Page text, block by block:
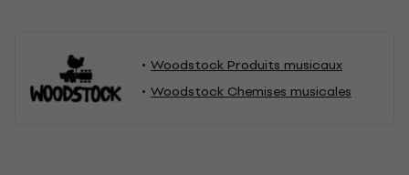
Woodstock Produits musicaux
Woodstock Chemises musicales